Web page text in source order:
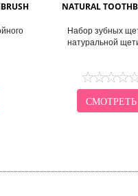
NATURAL
Набор зубных
натуральной
СМОТРЕТЬ